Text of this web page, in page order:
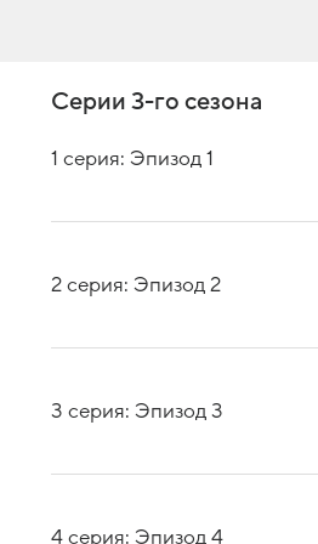
Серии 3-го сезона
1 серия: Эпизод 1
2 серия: Эпизод 2
3 серия: Эпизод 3
4 серия: Эпизод 4